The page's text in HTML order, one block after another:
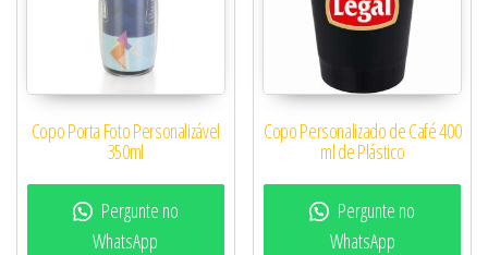
Copo Porta Foto Personalizável
350ml
Pergunte no
WhatsApp
Copo Personalizado de Café 400
ml de Plástico
Pergunte no
WhatsApp